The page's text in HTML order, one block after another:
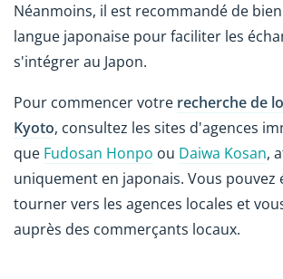
Néanmoins, il est recommandé de
langue japonaise pour faciliter les
s'intégrer au Japon.
Pour commencer votre recherche de
Kyoto, consultez les sites d'agences
que Fudosan Honpo ou Daiwa Kosan,
uniquement en japonais. Vous pouvez
tourner vers les agences locales et
auprès des commerçants locaux.